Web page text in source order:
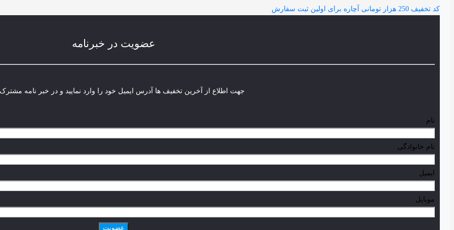
کد تخفیف 250 هزار تومانی آچاره برای اولین ثبت سفارش
عضویت در خبرنامه
جهت اطلاع از آخرین تخفیف ها آدرس ایمیل خود را وارد نمایید و در خبر نامه
نام
نام خانوادگی
ایمیل
موبایل